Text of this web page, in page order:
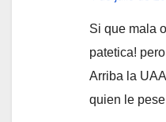
Si que mala
patetica!
Arriba la
quien le